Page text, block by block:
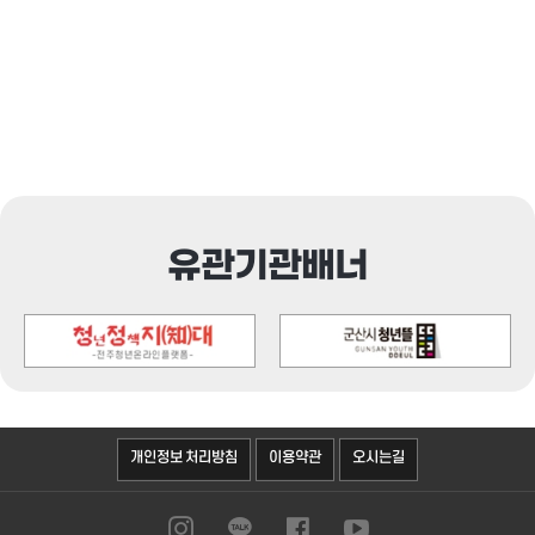
유관기관배너
개인정보 처리방침 이용약관 오시는길